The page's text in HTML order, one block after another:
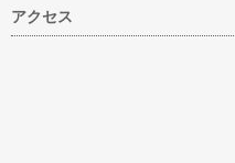
アクセス